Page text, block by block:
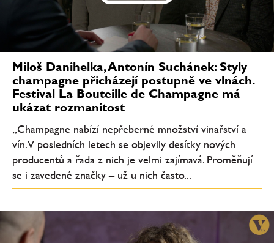
Miloš Danihelka, Antonín Suchánek: Styly
champagne přicházejí postupně ve vlnách.
Festival La Bouteille de Champagne má
ukázat rozmanitost
„Champagne nabízí nepřeberné množství vinařství a
vín. V posledních letech se objevily desítky nových
producentů a řada z nich je velmi zajímavá. Proměňují
se i zavedené značky – už u nich často...